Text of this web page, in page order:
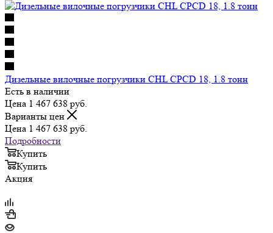
Дизельные вилочные погрузчики CHL CPCD 18, 1.8 тонн
Есть в наличии
Цена 1 467 638 руб.
Варианты цен
Цена 1 467 638 руб.
Подробности
Купить
Купить
Акция